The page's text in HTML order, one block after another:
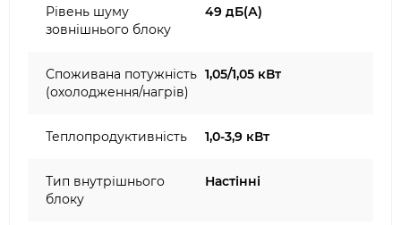
Рівень шуму
зовнішнього блоку
49 дБ(А)
Споживана потужність
(охолодження/нагрів)
1,05/1,05 кВт
Теплопродуктивність 1,0-3,9 кВт
Тип внутрішнього
блоку
Настінні